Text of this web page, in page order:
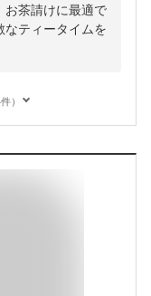
お茶請けに最適で
なティータイムを
）